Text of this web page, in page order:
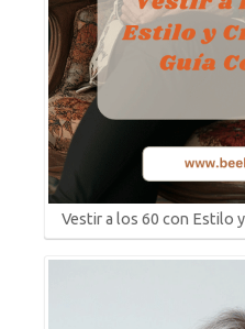
Vestir a los 60 con Estilo